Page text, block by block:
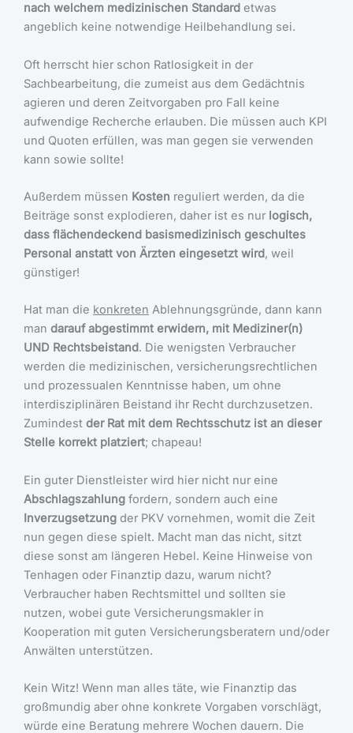
nach welchem medizinischen Standard etwas
angeblich keine notwendige Heilbehandlung sei.
Oft herrscht hier schon Ratlosigkeit in der
Sachbearbeitung, die zumeist aus dem Gedächtnis
agieren und deren Zeitvorgaben pro Fall keine
aufwendige Recherche erlauben. Die müssen auch KPI
und Quoten erfüllen, was man gegen sie verwenden
kann sowie sollte!
Außerdem müssen Kosten reguliert werden, da die
Beiträge sonst explodieren, daher ist es nur logisch,
dass flächendeckend basismedizinisch geschultes
Personal anstatt von Ärzten eingesetzt wird, weil
günstiger!
Hat man die konkreten Ablehnungsgründe, dann kann
man darauf abgestimmt erwidern, mit Mediziner(n)
UND Rechtsbeistand. Die wenigsten Verbraucher
werden die medizinischen, versicherungsrechtlichen
und prozessualen Kenntnisse haben, um ohne
interdisziplinären Beistand ihr Recht durchzusetzen.
Zumindest der Rat mit dem Rechtsschutz ist an dieser
Stelle korrekt platziert; chapeau!
Ein guter Dienstleister wird hier nicht nur eine
Abschlagszahlung fordern, sondern auch eine
Inverzugsetzung der PKV vornehmen, womit die Zeit
nun gegen diese spielt. Macht man das nicht, sitzt
diese sonst am längeren Hebel. Keine Hinweise von
Tenhagen oder Finanztip dazu, warum nicht?
Verbraucher haben Rechtsmittel und sollten sie
nutzen, wobei gute Versicherungsmakler in
Kooperation mit guten Versicherungsberatern und/oder
Anwälten unterstützen.
Kein Witz! Wenn man alles täte, wie Finanztip das
großmundig aber ohne konkrete Vorgaben vorschlägt,
würde eine Beratung mehrere Wochen dauern. Die